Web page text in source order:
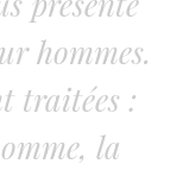
hommes.
traitées :
la